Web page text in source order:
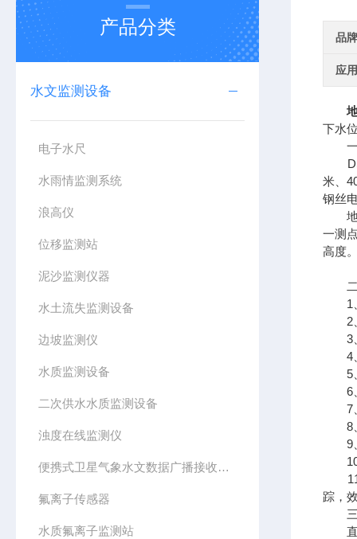
产品分类
水文监测设备
电子水尺
水雨情监测系统
浪高仪
位移监测站
泥沙监测仪器
水土流失监测设备
边坡监测仪
水质监测设备
二次供水水质监测设备
浊度在线监测仪
便携式卫星气象水文数据广播接收设备
氟离子传感器
水质氟离子监测站
品牌
应
下水
一
米、
钢丝
地下
一测
高度
二
1、
2、
3、
4、
5、
6、
7、
8、
9、
10
11
踪，
三
直